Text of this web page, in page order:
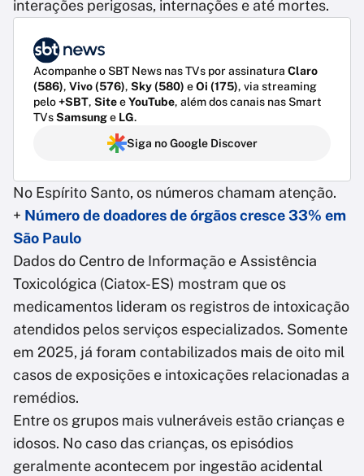
interações perigosas, internações e até mortes.
Acompanhe o SBT News nas TVs por assinatura Claro
(586), Vivo (576), Sky (580) eOi (175), via streaming
pelo+SBT, SiteeYouTube, além dos canais nas Smart
TVsSamsunge LG.
Siga no Google Discover
No Espírito Santo, os números chamam atenção.
+ Número de doadores de órgãos cresce 33% em
São Paulo
Dados do Centro de Informação e Assistência
Toxicológica (Ciatox-ES) mostram que os
medicamentos lideram os registros de intoxicação
atendidos pelos serviços especializados. Somente
em 2025, já foram contabilizados mais de oito mil
casos de exposições e intoxicações relacionadas a
remédios.
Entre os grupos mais vulneráveis estão crianças e
idosos. No caso das crianças, os episódios
geralmente acontecem por ingestão acidental